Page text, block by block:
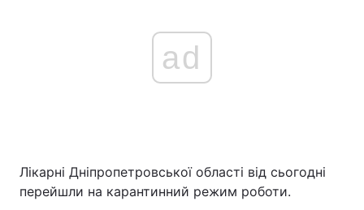
ad
Лікарні Дніпропетровської області від сьогодні
перейшли на карантинний режим роботи.